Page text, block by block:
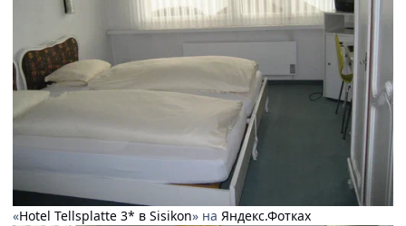
«Hotel Tellsplatte 3* в Sisikon» на Яндекс.Фотках